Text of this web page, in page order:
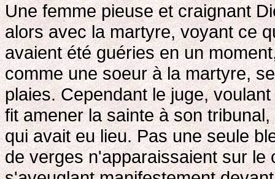
Une femme pieuse et craignant
alors avec la martyre, voyant ce
avaient été guéries en un
comme une soeur à la martyre,
plaies. Cependant le juge,
fit amener la sainte à son
qui avait eu lieu. Pas une seule
de verges n'apparaissaient sur